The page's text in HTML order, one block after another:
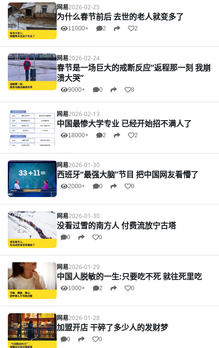
网易2026-02-25
为什么春节前后 去世的老人就变多了
11000+ 2 2
网易2026-02-24
春节是一场巨大的戒断反应“返程那一刻 我崩
溃大哭”
9000+ 0 8
网易2026-02-13
中国最惨大学专业 已经开始招不满人了
18000+ 2 2
网易2026-01-30
西班牙“最强大脑”节目 把中国网友看懵了
2000+ 0 0
网易2026-01-30
没看过雪的南方人 付费流放宁古塔
0 0
网易2026-01-29
中国人脱敏的一生:只要吃不死 就往死里吃
1000+ 2 0
网易2026-01-28
加盟开店 干碎了多少人的发财梦
0 0